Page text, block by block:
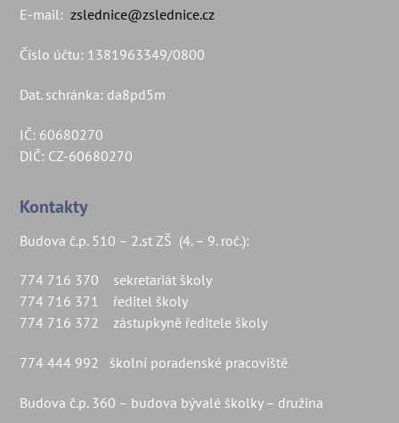
E-mail:zslednice@zslednice.cz
Číslo účtu: 1381963349/0800
Dat. schránka: da8pd5m
IČ: 60680270
DIČ: CZ-60680270
Kontakty
Budova č.p. 510 – 2.st ZŠ (4. – 9. roč.):
774 716 370 sekretariát školy
774 716 371 ředitel školy
774 716 372 zástupkyně ředitele školy
774 444 992 školní poradenské pracoviště
Budova č.p. 360 – budova bývalé školky – družina